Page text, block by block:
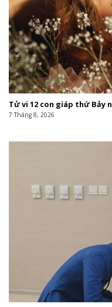
Tử vi 12 con giáp thứ Bảy
7 Tháng 8, 2026